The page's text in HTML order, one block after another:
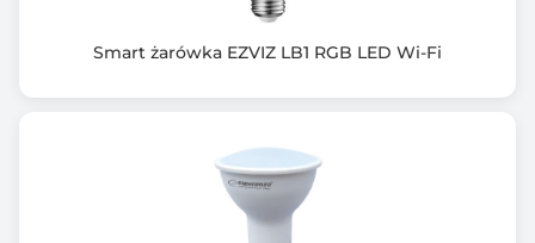
Moc LED: 24 W (150 sztuk x 0,16 W)
Wejście adaptera: 100-240V AC
5x5 milimetrów)
Stopień ochrony: IP 65 - ochrona przed dostępem do
części niebezpiecznych
drutem i ochrona pyłoszczelna / ochrona przed
Smart żarówka EZVIZ LB1 RGB LED Wi-Fi